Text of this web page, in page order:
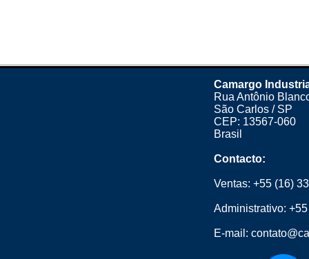
Camargo
Rua Antônio
São Carlos / SP
CEP: 13567-060
Brasil
Contacto:
Ventas: +55 (16)
Administrativo:
E-mail: